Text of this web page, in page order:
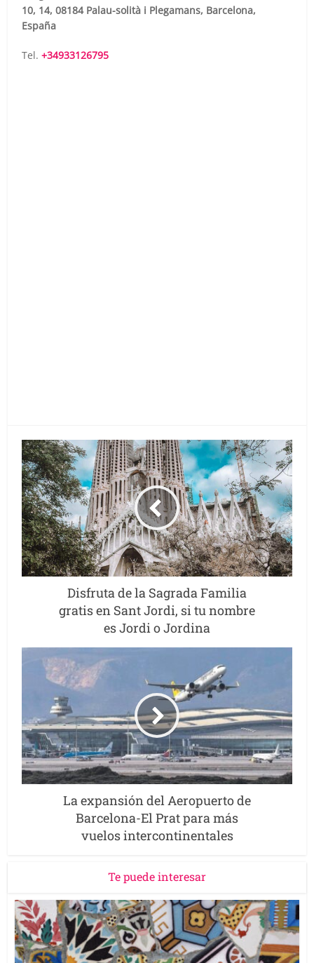
10, 14, 08184 Palau-solità i Plegamans, Barcelona,
España
Tel.+34933126795
Disfruta de la Sagrada Familia
gratis en Sant Jordi, si tu nombre
es Jordi o Jordina
La expansión del Aeropuerto de
Barcelona-El Prat para más
vuelos intercontinentales
Te puede interesar